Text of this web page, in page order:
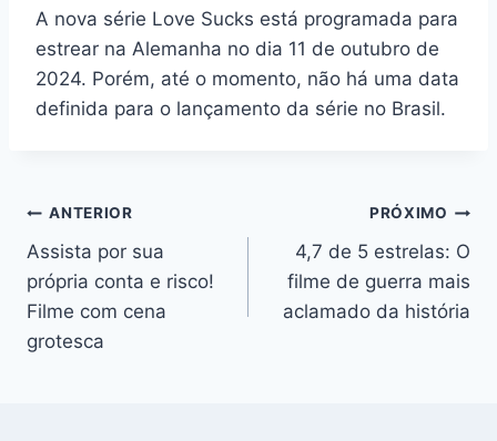
A nova série Love Sucks está programada para
estrear na Alemanha no dia 11 de outubro de
2024. Porém, até o momento, não há uma data
definida para o lançamento da série no Brasil.
Navegação
de
Post
ANTERIOR
Assista por sua
própria conta e risco!
Filme com cena
grotesca
PRÓXIMO
4,7 de 5 estrelas: O
filme de guerra mais
aclamado da história